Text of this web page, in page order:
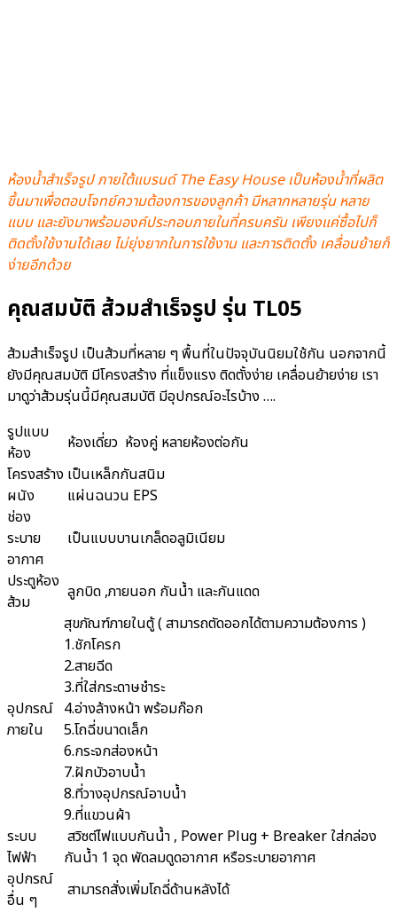
ห้องน้ำสำเร็จรูป ภายใต้แบรนด์ The Easy House เป็นห้องน้ำที่ผลิต
ขึ้นมาเพื่อตอบโจทย์ความต้องการของลูกค้า มีหลากหลายรุ่น หลาย
แบบ และยังมาพร้อมองค์ประกอบภายในที่ครบครัน เพียงแค่ซื้อไปก็
ติดตั้งใช้งานได้เลย ไม่ยุ่งยากในการใช้งาน และการติดตั้ง เคลื่อนย้ายก็
ง่ายอีกด้วย
คุณสมบัติ ส้วมสำเร็จรูป รุ่น TL05
ส้วมสำเร็จรูป เป็นส้วมที่หลาย ๆ พื้นที่ในปัจจุบันนิยมใช้กัน นอกจากนี้
ยังมีคุณสมบัติ มีโครงสร้าง ที่แข็งแรง ติดตั้งง่าย เคลื่อนย้ายง่าย เรา
มาดูว่าส้วมรุ่นนี้มีคุณสมบัติ มีอุปกรณ์อะไรบ้าง ….
รูปแบบ
ห้อง
ห้องเดี่ยว ห้องคู่ หลายห้องต่อกัน
โครงสร้าง เป็นเหล็กกันสนิม
ผนัง
แผ่นฉนวน EPS
ช่อง
ระบาย
อากาศ
เป็นแบบบานเกล็ดอลูมิเนียม
ประตูห้อง
ส้วม
ลูกบิด ,ภายนอก กันน้ำ และกันแดด
อุปกรณ์
ภายใน
สุขภัณฑ์ภายในตู้ ( สามารถตัดออกได้ตามความต้องการ )
1.ชักโครก
2.สายฉีด
3.ที่ใส่กระดาษชำระ
4.อ่างล้างหน้า พร้อมก๊อก
5.โถฉี่ขนาดเล็ก
6.กระจกส่องหน้า
7.ฝักบัวอาบน้ำ
8.ที่วางอุปกรณ์อาบน้ำ
9.ที่แขวนผ้า
ระบบ
ไฟฟ้า
สวิซต์ไฟแบบกันน้ำ , Power Plug + Breaker ใส่กล่อง
กันน้ำ 1 จุด พัดลมดูดอากาศ หรือระบายอากาศ
อุปกรณ์
อื่น ๆ
สามารถสั่งเพิ่มโถฉี่ด้านหลังได้